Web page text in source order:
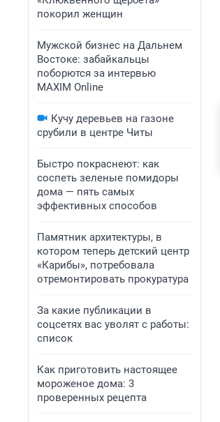
покорил женщин
Мужской бизнес на Дальнем
Востоке: забайкальцы
поборются за интервью
MAXIM Online
Кучу деревьев на газоне
срубили в центре Читы
Быстро покраснеют: как
соспеть зеленые помидоры
дома — пять самых
эффективных способов
Памятник архитектуры, в
котором теперь детский центр
«Карибы», потребовала
отремонтировать прокуратура
За какие публикации в
соцсетях вас уволят с работы:
список
Как приготовить настоящее
мороженое дома: 3
проверенных рецепта